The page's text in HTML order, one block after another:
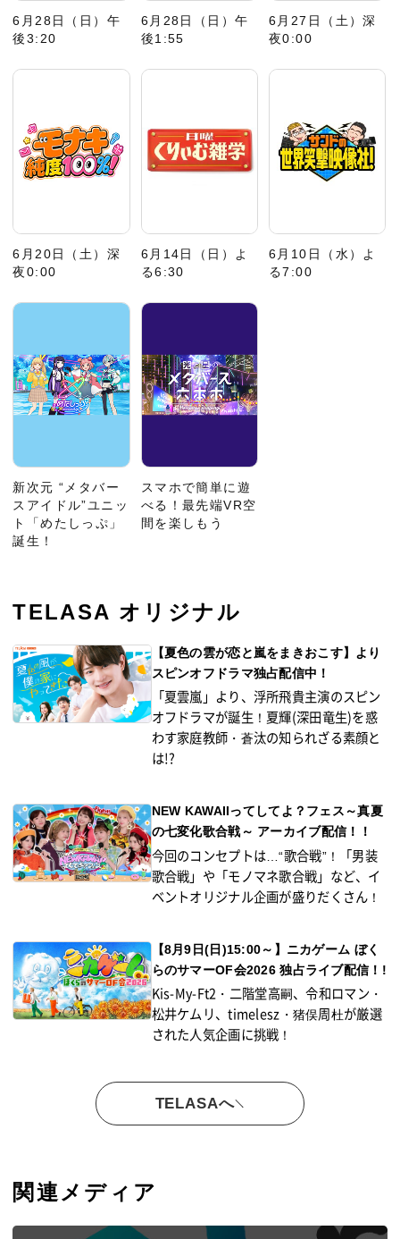
6月28日（日）午
後3:20
6月28日（日）午
後1:55
6月27日（土）深
夜0:00
6月20日（土）深
夜0:00
6月14日（日）よ
る6:30
6月10日（水）よ
る7:00
新次元 “メタバー
スアイドル”ユニッ
ト「めたしっぷ」
誕生！
スマホで簡単に遊
べる！最先端VR空
間を楽しもう
TELASA オリジナル
【夏色の雲が恋と嵐をまきおこす】より
スピンオフドラマ独占配信中！
「夏雲嵐」より、浮所飛貴主演のスピン
オフドラマが誕生！夏輝(深田竜生)を惑
わす家庭教師・蒼汰の知られざる素顔と
は!?
NEW KAWAIIってしてよ？フェス～真夏
の七変化歌合戦～ アーカイブ配信！！
今回のコンセプトは…“歌合戦”！「男装
歌合戦」や「モノマネ歌合戦」など、イ
ベントオリジナル企画が盛りだくさん！
【8月9日(日)15:00～】ニカゲーム ぼく
らのサマーOF会2026 独占ライブ配信！!
Kis-My-Ft2・二階堂高嗣、令和ロマン・
松井ケムリ、timelesz・猪俣周杜が厳選
された人気企画に挑戦！
TELASAへ
関連メディア